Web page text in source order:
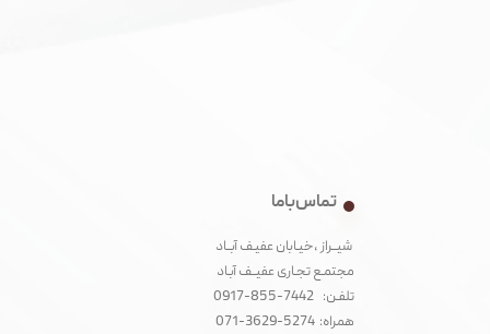
تماس با ما
شیــراز ،خیـابان عفیـف آبــاد
مجتمـع تجـاری عفیــف آبـاد‌
تلفـن: 7442-855-0917
همراه: 5274-3629-071